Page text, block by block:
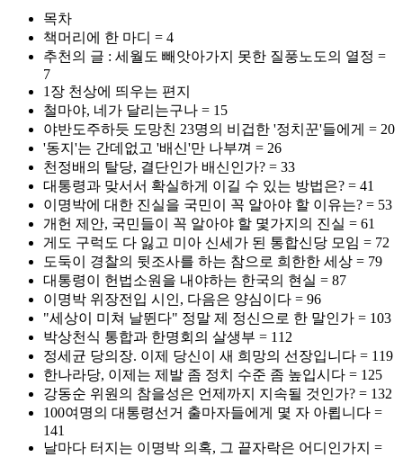
목차
책머리에 한 마디 = 4
추천의 글 : 세월도 빼앗아가지 못한 질풍노도의 열정 =
7
1장 천상에 띄우는 편지
철마야, 네가 달리는구나 = 15
야반도주하듯 도망친 23명의 비겁한 '정치꾼'들에게 = 20
'동지'는 간데없고 '배신'만 나부껴 = 26
천정배의 탈당, 결단인가 배신인가? = 33
대통령과 맞서서 확실하게 이길 수 있는 방법은? = 41
이명박에 대한 진실을 국민이 꼭 알아야 할 이유는? = 53
개헌 제안, 국민들이 꼭 알아야 할 몇가지의 진실 = 61
게도 구럭도 다 잃고 미아 신세가 된 통합신당 모임 = 72
도둑이 경찰의 뒷조사를 하는 참으로 희한한 세상 = 79
대통령이 헌법소원을 내야하는 한국의 현실 = 87
이명박 위장전입 시인, 다음은 양심이다 = 96
"세상이 미쳐 날뛴다" 정말 제 정신으로 한 말인가 = 103
박상천식 통합과 한명회의 살생부 = 112
정세균 당의장. 이제 당신이 새 희망의 선장입니다 = 119
한나라당, 이제는 제발 좀 정치 수준 좀 높입시다 = 125
강동순 위원의 참을성은 언제까지 지속될 것인가? = 132
100여명의 대통령선거 출마자들에게 몇 자 아룁니다 =
141
날마다 터지는 이명박 의혹, 그 끝자락은 어디인가지 =